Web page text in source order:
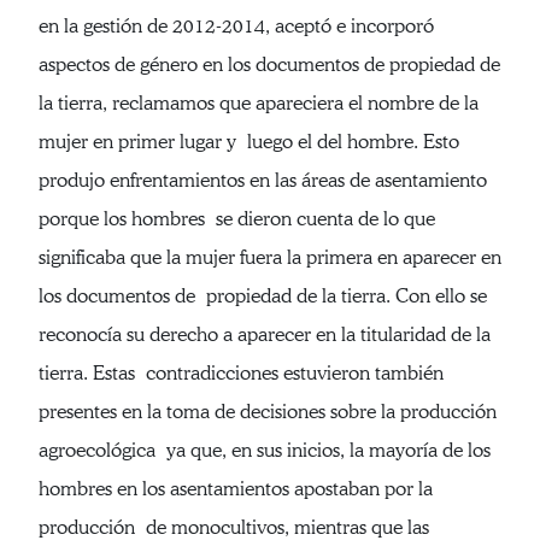
en la gestión de 2012-2014, aceptó e incorporó
aspectos de género en los documentos de propiedad de
la tierra, reclamamos que apareciera el nombre de la
mujer en primer lugar y luego el del hombre. Esto
produjo enfrentamientos en las áreas de asentamiento
porque los hombres se dieron cuenta de lo que
significaba que la mujer fuera la primera en aparecer en
los documentos de propiedad de la tierra. Con ello se
reconocía su derecho a aparecer en la titularidad de la
tierra. Estas contradicciones estuvieron también
presentes en la toma de decisiones sobre la producción
agroecológica ya que, en sus inicios, la mayoría de los
hombres en los asentamientos apostaban por la
producción de monocultivos, mientras que las